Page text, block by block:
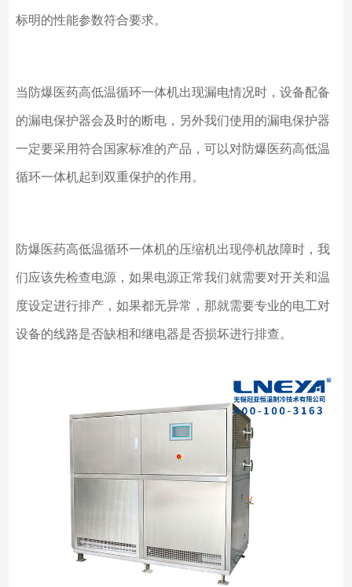
标明的性能参数符合要求。
当防爆医药高低温循环一体机出现漏电情况时，设备配备
的漏电保护器会及时的断电，另外我们使用的漏电保护器
一定要采用符合国家标准的产品，可以对防爆医药高低温
循环一体机起到双重保护的作用。
防爆医药高低温循环一体机的压缩机出现停机故障时，我
们应该先检查电源，如果电源正常我们就需要对开关和温
度设定进行排产，如果都无异常，那就需要专业的电工对
设备的线路是否缺相和继电器是否损坏进行排查。